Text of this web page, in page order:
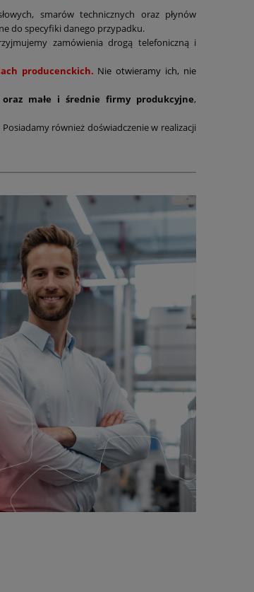
smarów technicznych oraz płynów
do specyfiki danego przypadku.
zamówienia drogą telefoniczną i
producenckich. Nie otwieramy ich, nie
oraz małe i średnie firmy produkcyjne,
Posiadamy również doświadczenie w realizacji